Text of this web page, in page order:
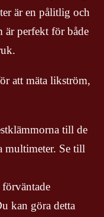
är en pålitlig och
är perfekt för både
att mäta likström,
till de
multimeter. Se till
kan göra detta